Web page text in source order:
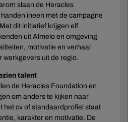
slaan de Heracles
ineen met de campagne
Met dit initiatief krijgen elf
uit Almelo en omgeving
motivatie en verhaal
werkgevers uit de regio.
talent
de Heracles Foundation en
om anders te kijken naar
het cv of standaardprofiel staat
karakter en motivatie. De